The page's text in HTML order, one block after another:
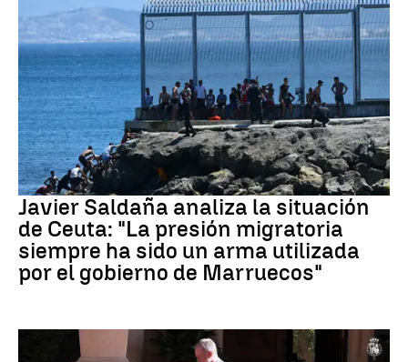
Crisis migratoria Ceuta
Javier Saldaña analiza la situación
de Ceuta: "La presión migratoria
siempre ha sido un arma utilizada
por el gobierno de Marruecos"